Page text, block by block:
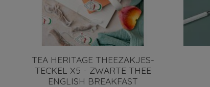
TEA HERITAGE THEEZAKJES-
TECKEL X5 - ZWARTE THEE
ENGLISH BREAKFAST